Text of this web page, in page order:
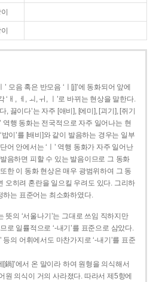
’ 모음 혹은 반모음 ‘ㅣ[j]’에 동화되어 앞에
‘ㅐ, ㅔ, ㅚ, ㅟ, ㅣ’로 바뀌는 현상을 말한다.
, 끓이다’는 자주 [애비], [에미], [괴기], [쥐기
역행 동화는 전국적으로 자주 일어나는 현
이’를 [배비]와 같이 발음하는 경우는 일부
어 안에서는 ‘ㅣ’ 역행 동화가 자주 일어난
음하면 피할 수 있는 발음이므로 그 동화
한 이 동화 현상은 매우 광범위하여 그 동
오히려 혼란을 일으킬 우려도 있다. 그리하
하는 표준어는 최소화하였다.
뜻의 ‘서울나기’는 그대로 쓰임 직하지만
로 일률적으로 ‘-내기’를 표준으로 삼았다.
등의 어휘에서도 마찬가지로 ‘-내기’를 표준
[鍋]’에서 온 말이라 하여 원형을 의식해서
원 의식이 거의 사라졌다. 따라서 제5항에